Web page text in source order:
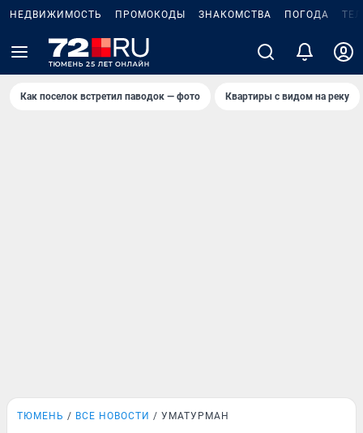
НЕДВИЖИМОСТЬ ПРОМОКОДЫ ЗНАКОМСТВА ПОГОДА
Как поселок встретил паводок — фото Квартиры с видом на реку
ТЮМЕНЬ ВСЕ НОВОСТИ УМАТУРМАН